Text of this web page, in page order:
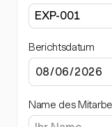
Berichtsdatum
Name des